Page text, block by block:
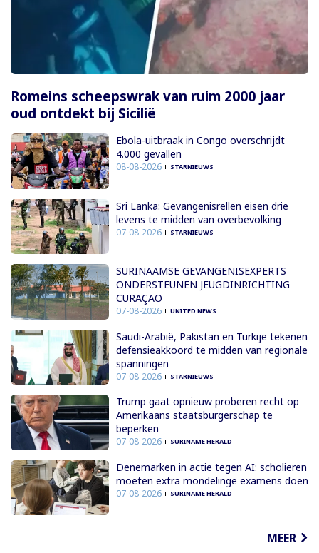
Romeins scheepswrak van ruim 2000 jaar
oud ontdekt bij Sicilië
Ebola-uitbraak in Congo overschrijdt
4.000 gevallen
08-08-2026 STARNIEUWS
Sri Lanka: Gevangenisrellen eisen drie
levens te midden van overbevolking
07-08-2026 STARNIEUWS
SURINAAMSE GEVANGENISEXPERTS
ONDERSTEUNEN JEUGDINRICHTING
CURAÇAO
07-08-2026 UNITED NEWS
Saudi-Arabië, Pakistan en Turkije tekenen
defensieakkoord te midden van regionale
spanningen
07-08-2026 STARNIEUWS
Trump gaat opnieuw proberen recht op
Amerikaans staatsburgerschap te
beperken
07-08-2026 SURINAME HERALD
Denemarken in actie tegen AI: scholieren
moeten extra mondelinge examens doen
07-08-2026 SURINAME HERALD
MEER